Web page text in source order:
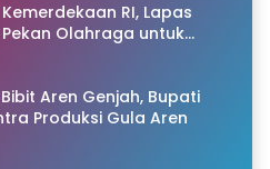
RI, Lapas
Olahraga untuk
Aren Genjah, Bupati
Produksi Gula Aren